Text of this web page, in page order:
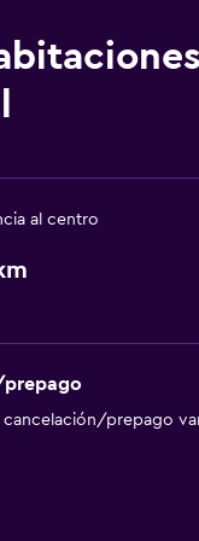
al centro
cancelación/prepago